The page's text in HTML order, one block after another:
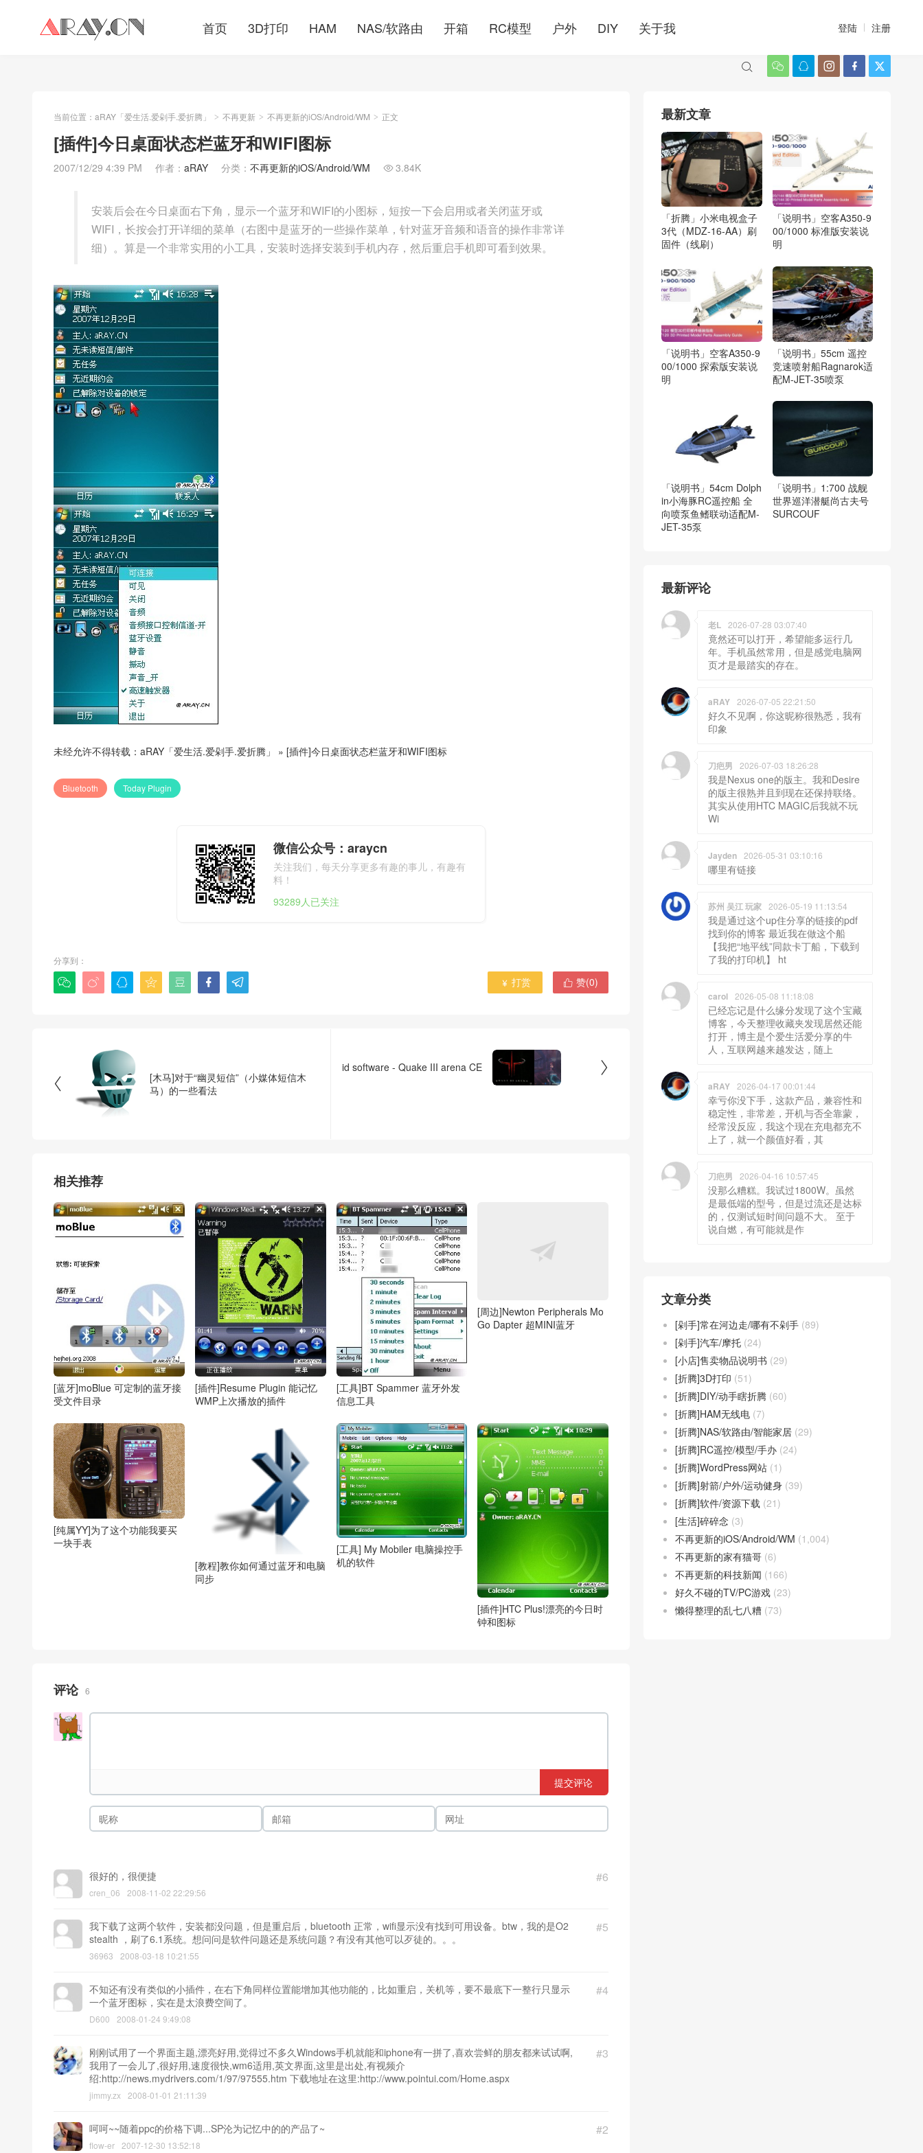
首页 3D打印 HAM NAS/软路由 开箱 RC模型 户外 DIY 关于我 登陆 注册
    

当前位置： aRAY「爱生活.爱剁手.爱折腾」 > 不再更新 > 不再更新的iOS/Android/WM > 正文
[插件]今日桌面状态栏蓝牙和WIFI图标
2007/12/29 4:39 PM 作者： aRAY 分类： 不再更新的iOS/Android/WM  3.84K
安装后会在今日桌面右下角，显示一个蓝牙和WIFI的小图标，短按一下会启用或者关闭蓝牙或
WIFI，长按会打开详细的菜单（右图中是蓝牙的一些操作菜单，针对蓝牙音频和语音的操作非常详
细）。算是一个非常实用的小工具，安装时选择安装到手机内存，然后重启手机即可看到效果。
未经允许不得转载： aRAY「爱生活.爱剁手.爱折腾」 » [插件]今日桌面状态栏蓝牙和WIFI图标
Bluetooth Today Plugin
微信公众号：araycn
关注我们，每天分享更多有趣的事儿，有趣有
料！
93289人已关注
分享到：
        赞(0)
 打赏

[木马]对于“幽灵短信”（小媒体短信木
马）的一些看法

id software - Quake III arena CE
相关推荐
[蓝牙]moBlue 可定制的蓝牙接
受文件目录
[插件]Resume Plugin 能记忆
WMP上次播放的插件
[工具]BT Spammer 蓝牙外发
信息工具
[周边]Newton Peripherals Mo
Go Dapter 超MINI蓝牙
[纯属YY]为了这个功能我要买
一块手表
[教程]教你如何通过蓝牙和电脑
同步
[工具] My Mobiler 电脑操控手
机的软件
[插件]HTC Plus!漂亮的今日时
钟和图标
评论 6
提交评论
#6
很好的，很便捷
cren_06 2008-11-02 22:29:56
#5
我下载了这两个软件，安装都没问题，但是重启后，bluetooth 正常，wifi显示没有找到可用设备。btw，我的是O2
stealth ，刷了6.1系统。想问问是软件问题还是系统问题？有没有其他可以歹徒的。。。
36963 2008-03-18 10:21:55
#4
不知还有没有类似的小插件，在右下角同样位置能增加其他功能的，比如重启，关机等，要不最底下一整行只显示
一个蓝牙图标，实在是太浪费空间了。
D600 2008-01-24 9:49:08
#3
刚刚试用了一个界面主题,漂亮好用,觉得过不多久Windows手机就能和iphone有一拼了,喜欢尝鲜的朋友都来试试啊,
我用了一会儿了,很好用,速度很快,wm6适用,英文界面,这里是出处,有视频介
绍:http://news.mydrivers.com/1/97/97555.htm 下载地址在这里:http://www.pointui.com/Home.aspx
jimmy.zx 2008-01-01 21:11:39
#2
呵呵~~随着ppc的价格下调...SP沦为记忆中的的产品了~
flow-er 2007-12-30 13:52:18
最新文章
「折腾」小米电视盒子
3代（MDZ-16-AA）刷
固件（线刷）
「说明书」空客A350-9
00/1000 标准版安装说
明
「说明书」空客A350-9
00/1000 探索版安装说
明
「说明书」55cm 遥控
竞速喷射船Ragnarok适
配M-JET-35喷泵
「说明书」54cm Dolph
in小海豚RC遥控船 全
向喷泵鱼鳍联动适配M-
JET-35泵
「说明书」1:700 战舰
世界巡洋潜艇尚古夫号
SURCOUF
最新评论
老L 2026-07-28 03:07:40
竟然还可以打开，希望能多运行几
年。手机虽然常用，但是感觉电脑网
页才是最踏实的存在。
aRAY 2026-07-05 22:21:50
好久不见啊，你这昵称很熟悉，我有
印象
刀疤男 2026-07-03 18:26:28
我是Nexus one的版主。我和Desire
的版主很熟并且到现在还保持联络。
其实从使用HTC MAGIC后我就不玩
Wi
Jayden 2026-05-31 03:10:16
哪里有链接
苏州 吴江 玩家 2026-05-19 11:13:54
我是通过这个up住分享的链接的pdf
找到你的博客 最近我在做这个船
【我把“地平线”同款卡丁船，下载到
了我的打印机】 ht
carol 2026-05-08 11:18:08
已经忘记是什么缘分发现了这个宝藏
博客，今天整理收藏夹发现居然还能
打开，博主是个爱生活爱分享的牛
人，互联网越来越发达，随上
aRAY 2026-04-17 00:01:44
幸亏你没下手，这款产品，兼容性和
稳定性，非常差，开机与否全靠蒙，
经常没反应，我这个现在充电都充不
上了，就一个颜值好看，其
刀疤男 2026-04-16 10:57:45
没那么糟糕。我试过1800W。虽然
是最低端的型号，但是过流还是达标
的，仅测试短时间问题不大。 至于
说自燃，有可能就是作
文章分类
[剁手]常在河边走/哪有不剁手 (89)
[剁手]汽车/摩托 (24)
[小店]售卖物品说明书 (29)
[折腾]3D打印 (51)
[折腾]DIY/动手瞎折腾 (60)
[折腾]HAM无线电 (7)
[折腾]NAS/软路由/智能家居 (29)
[折腾]RC遥控/模型/手办 (24)
[折腾]WordPress网站 (1)
[折腾]射箭/户外/运动健身 (39)
[折腾]软件/资源下载 (21)
[生活]碎碎念 (3)
不再更新的iOS/Android/WM (1,004)
不再更新的家有猫哥 (6)
不再更新的科技新闻 (166)
好久不碰的TV/PC游戏 (23)
懒得整理的乱七八糟 (73)